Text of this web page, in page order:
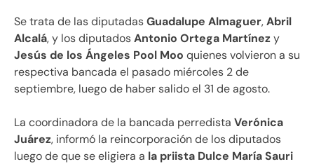
Se trata de las diputadasGuadalupe Almaguer,Abril
Alcalá, y los diputadosAntonio Ortega Martínezy
Jesús de los Ángeles Pool Moo quienes volvieron a su
respectiva bancada el pasado miércoles 2 de
septiembre, luego de haber salido el 31 de agosto.
La coordinadora de la bancada perredista Verónica
Juárez, informó la reincorporación de los diputados
luego de que se eligiera a la priista Dulce María Sauri